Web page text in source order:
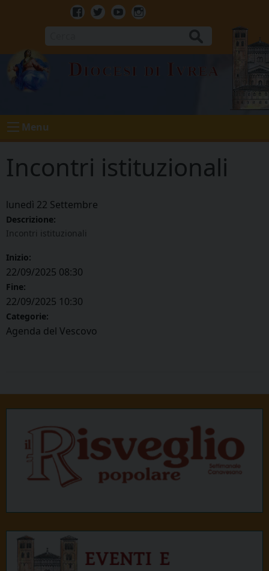
Facebook
TwitterYoutubeInstagram
Diocesi di Ivrea
Menu
Incontri istituzionali
lunedì 22 Settembre
Descrizione:
Incontri istituzionali
Inizio:
22/09/2025 08:30
Fine:
22/09/2025 10:30
Categorie:
Agenda del Vescovo